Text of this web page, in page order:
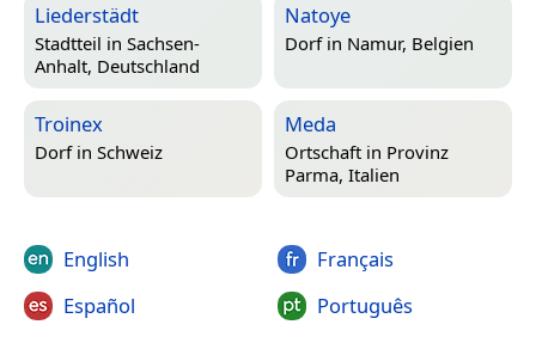
Liederstädt
Stadtteil in Sachsen-
Anhalt, Deutschland
Natoye
Dorf in Namur, Belgien
Troinex
Dorf in Schweiz
Meda
Ortschaft in Provinz
Parma, Italien
English
Español
Français
Português